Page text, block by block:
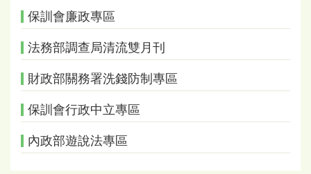
保訓會廉政專區
法務部調查局清流雙月刊
財政部關務署洗錢防制專區
保訓會行政中立專區
內政部遊說法專區